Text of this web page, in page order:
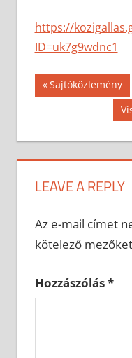
https://
ID=uk7g9wdnc1
Bejegyzés
navigáció
Previous
Post:
Sajtóközlemény
LEAVE A REPLY
Az e-mail címet
kötelező mezőket
Hozzászólás*